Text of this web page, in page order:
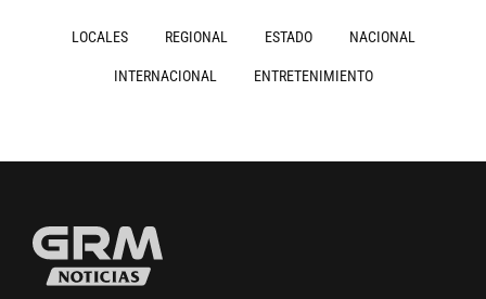
LOCALES REGIONAL ESTADO NACIONAL
INTERNACIONAL ENTRETENIMIENTO